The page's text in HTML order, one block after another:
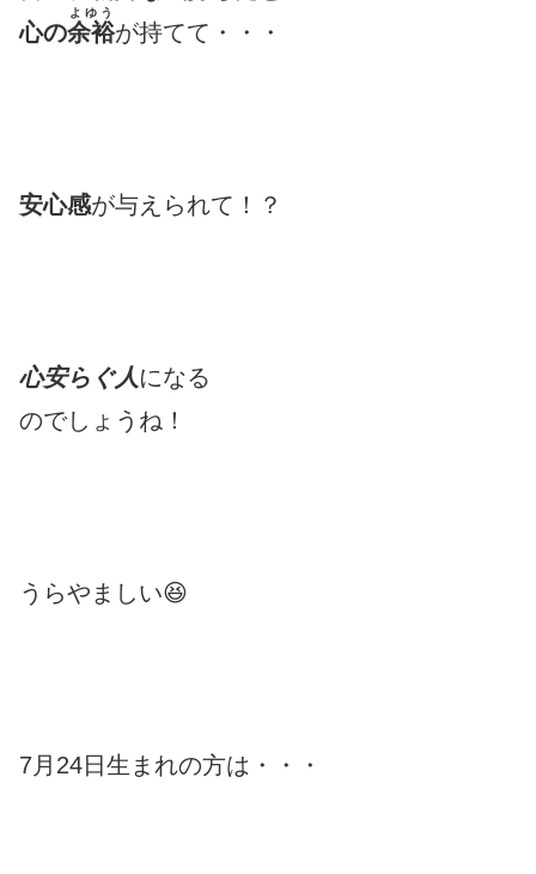
心の余裕
よゆう
が持てて・・・
安心感が与えられて！？
心安らぐ人になる
のでしょうね！
うらやましい😆
7月24日生まれの方は・・・